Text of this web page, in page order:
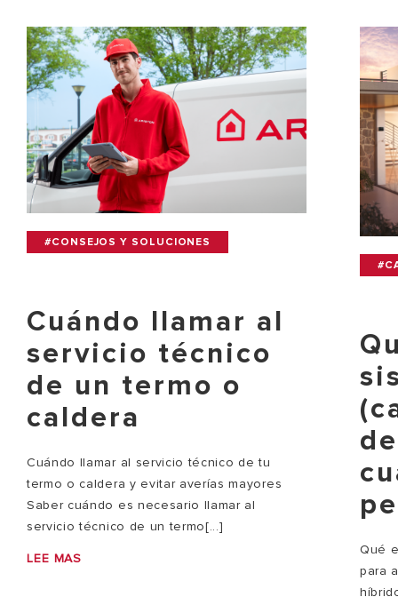
#CONSEJOS Y SOLUCIONES
Cuándo llamar al
servicio técnico
de un termo o
caldera
Cuándo llamar al servicio técnico de tu
termo o caldera y evitar averías mayores
Saber cuándo es necesario llamar al
servicio técnico de un termo[...]
LEE MAS
Qué
para